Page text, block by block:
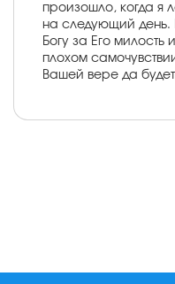
произошло, когда я
на следующий день.
Богу за Его
плохом
Вашей вере да